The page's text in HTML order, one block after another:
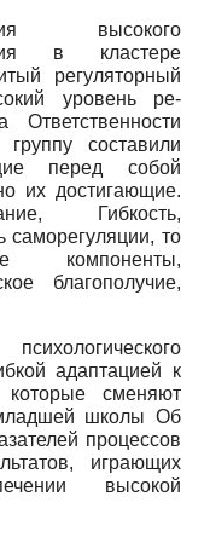
высокого
в кластере
регуляторный
уровень ре­
Ответственности
составили
перед собой
их достигающие.
Гибкость,
саморегуляции, то
компоненты,
благополучие,
адаптацией к
которые сменяют
младшей школы Об
процессов
играющих
высокой